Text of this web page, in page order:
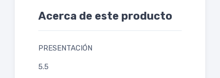
Acerca de este producto
PRESENTACIÓN
5.5